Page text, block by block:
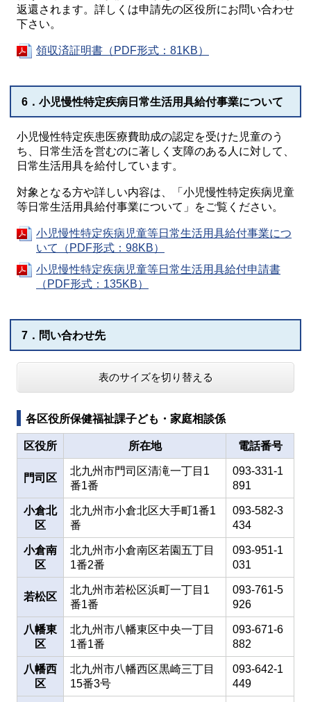
返還されます。詳しくは申請先の区役所にお問い合わせ
下さい。
領収済証明書（PDF形式：81KB）
6．小児慢性特定疾病日常生活用具給付事業について
小児慢性特定疾患医療費助成の認定を受けた児童のう
ち、日常生活を営むのに著しく支障のある人に対して、
日常生活用具を給付しています。
対象となる方や詳しい内容は、「小児慢性特定疾病児童
等日常生活用具給付事業について」をご覧ください。
小児慢性特定疾病児童等日常生活用具給付事業につ
いて（PDF形式：98KB）
小児慢性特定疾病児童等日常生活用具給付申請書
（PDF形式：135KB）
7．問い合わせ先
表のサイズを切り替える
各区役所保健福祉課子ども・家庭相談係
区役所 所在地 電話番号
門司区
北九州市門司区清滝一丁目1
番1番
093-331-1
891
小倉北
区
北九州市小倉北区大手町1番1
番
093-582-3
434
小倉南
区
北九州市小倉南区若園五丁目
1番2番
093-951-1
031
若松区
北九州市若松区浜町一丁目1
番1番
093-761-5
926
八幡東
区
北九州市八幡東区中央一丁目
1番1番
093-671-6
882
八幡西
区
北九州市八幡西区黒崎三丁目
15番3号
093-642-1
449